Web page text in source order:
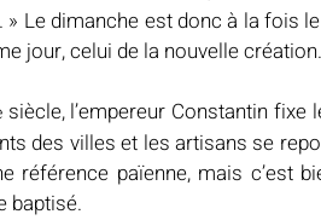
» Le dimanche est donc à la fois
jour, celui de la nouvelle création.
siècle, l’empereur Constantin fixe
des villes et les artisans se
référence païenne, mais c’est
baptisé.